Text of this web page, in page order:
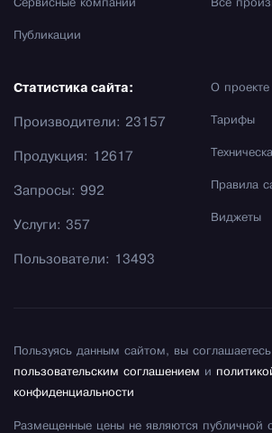
Сервисные компании
Публикации
Все
О проекте
Тарифы
Правила
Виджеты
Статистика сайта:
Производители: 23157
Продукция: 12617
Запросы: 992
Услуги: 357
Пользователи: 13493
Пользуясь данным сайтом, вы
пользовательским соглашением и
конфиденциальности
Размещенные цены не являются публичной